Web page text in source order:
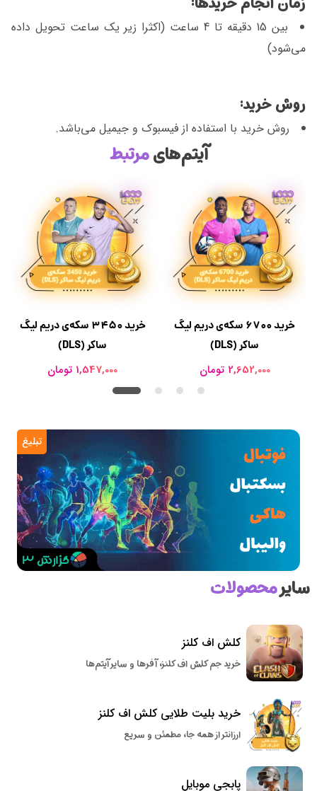
بین 15 دقیقه تا 4 ساعت (اکثرا زیر یک ساعت تحویل داده
می‌شود)
روش خرید:
روش خرید با استفاده از فیسبوک و جیمیل می‌باشد.
آیتم‌هایمرتبط
خرید 3450 سکه‌ی دریم لیگ
ساکر (DLS)
1,547,000 تومان
خرید 6700 سکه‌ی دریم لیگ
ساکر (DLS)
2,652,000 تومان
تبلیغ
سایرمحصولات
کلش اف کلنز
خرید جم کلش اف کلنز، آفرها و سایر آیتم‌ها
خرید بلیت طلایی کلش اف کلنز
ارزانتر از همه جا، مطمئن و سریع
پابجی موبایل